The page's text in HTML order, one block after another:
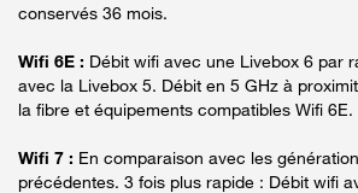
conservés 36 mois.
Wifi 6E : Débit wifi avec une Livebox 6 par
avec la Livebox 5. Débit en 5 GHz à
la fibre et équipements compatibles Wifi
Wifi 7 : En comparaison avec les
précédentes. 3 fois plus rapide : Débit wifi